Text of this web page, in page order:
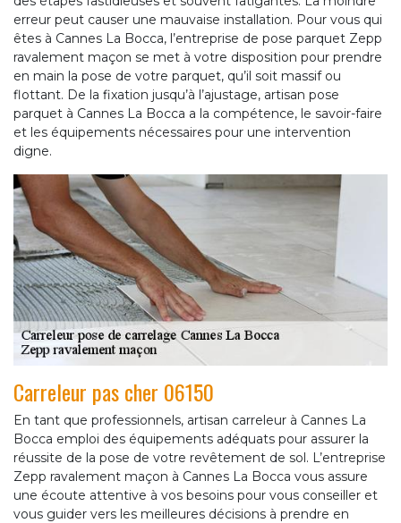
erreur peut causer une mauvaise installation. Pour vous qui
êtes à Cannes La Bocca, l’entreprise de pose parquet Zepp
ravalement maçon se met à votre disposition pour prendre
en main la pose de votre parquet, qu’il soit massif ou
flottant. De la fixation jusqu’à l’ajustage, artisan pose
parquet à Cannes La Bocca a la compétence, le savoir-faire
et les équipements nécessaires pour une intervention
digne.
Carreleur pas cher 06150
En tant que professionnels, artisan carreleur à Cannes La
Bocca emploi des équipements adéquats pour assurer la
réussite de la pose de votre revêtement de sol. L’entreprise
Zepp ravalement maçon à Cannes La Bocca vous assure
une écoute attentive à vos besoins pour vous conseiller et
vous guider vers les meilleures décisions à prendre en